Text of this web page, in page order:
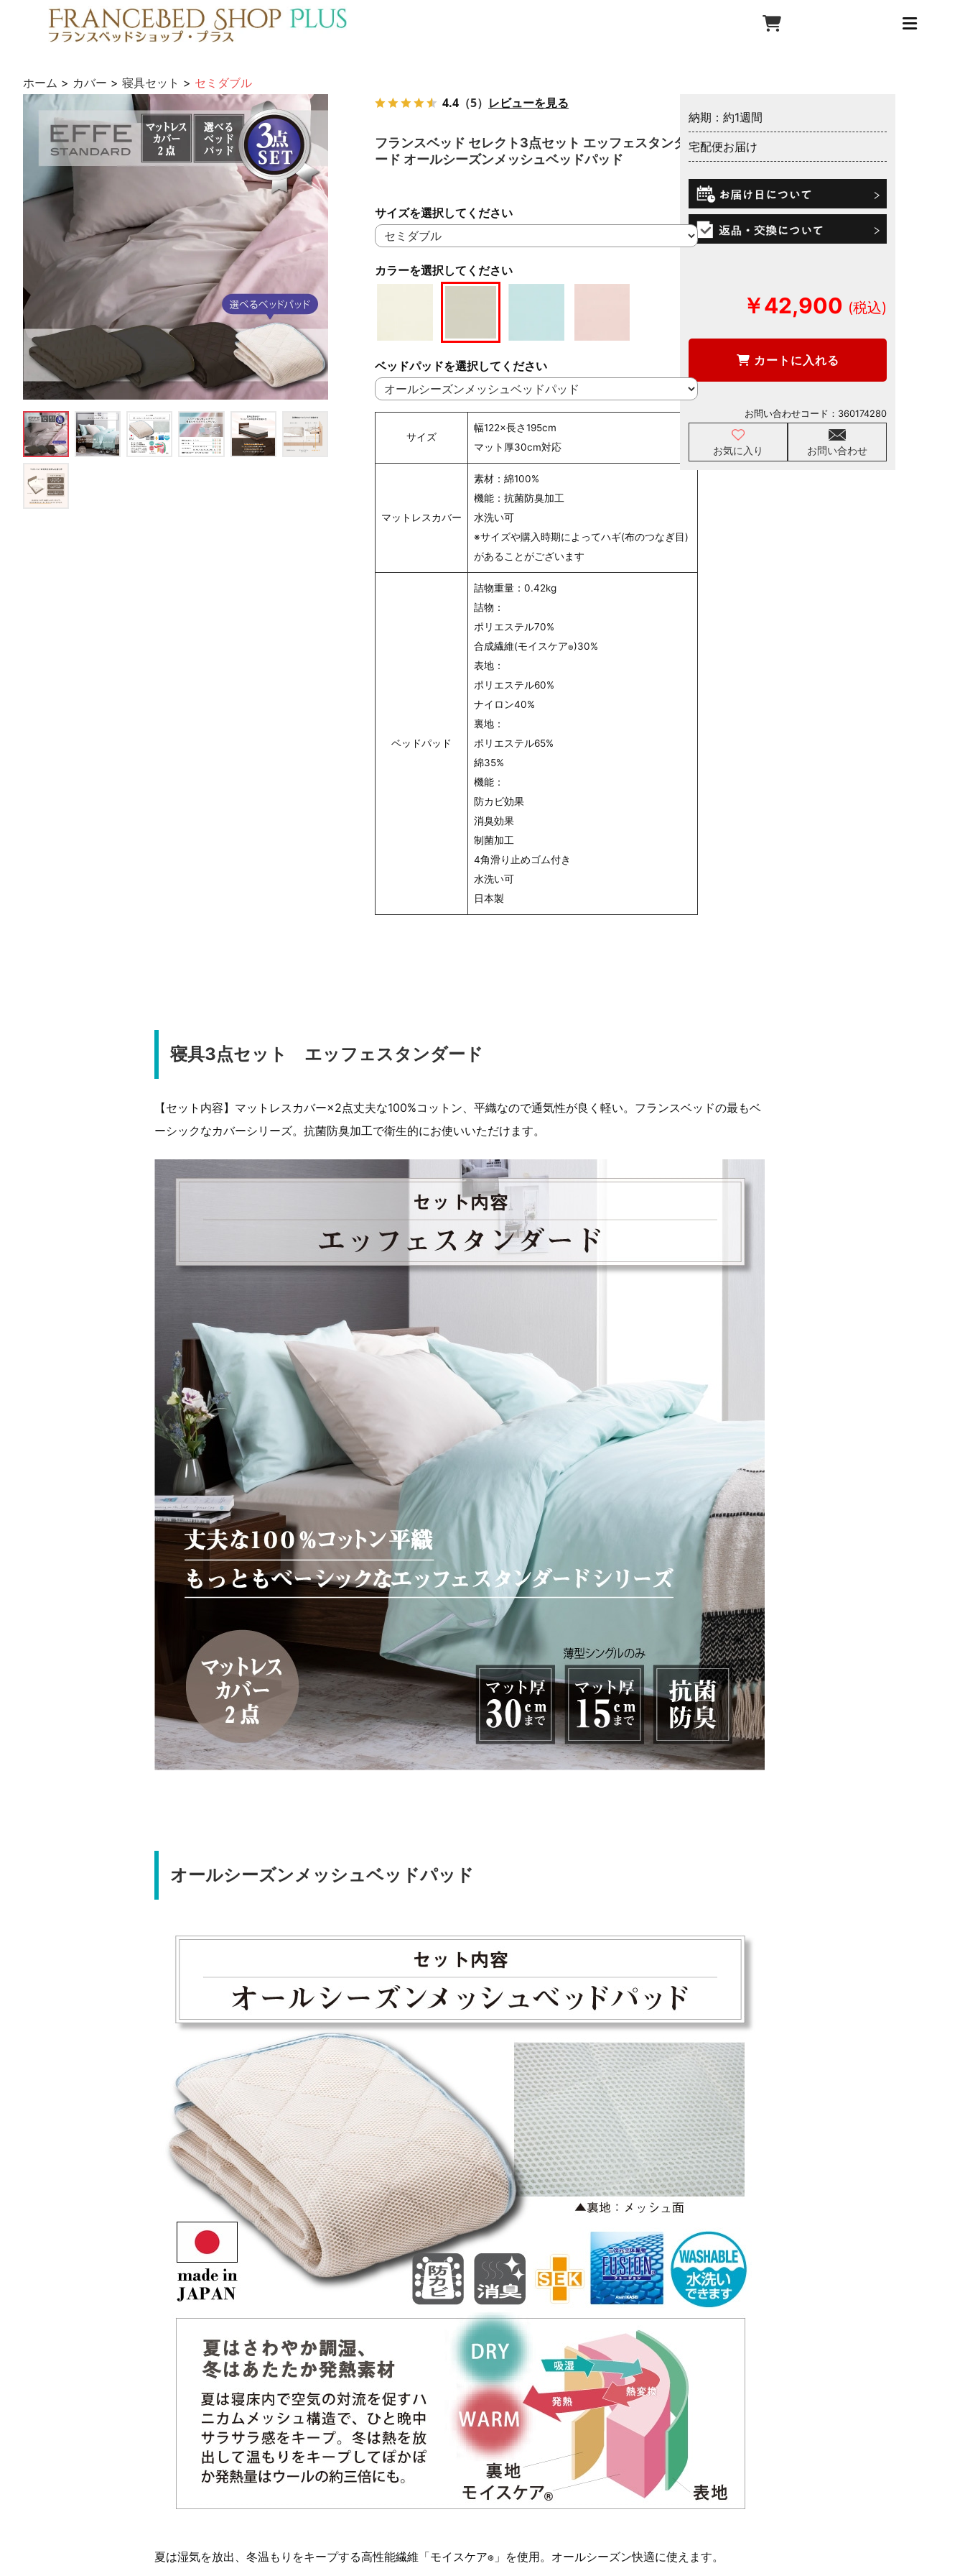
ホーム > カバー > 寝具セット > セミダブル
4.4 （5） レビューを見る
フランスベッド セレクト3点セット エッフェスタンダ
ード オールシーズンメッシュベッドパッド
カラーを選択してください
サイズを選択してください
ベッドパッドを選択してください
サイズ
幅122×長さ195cm
マット厚30cm対応
マットレスカバー
素材：綿100%
機能：抗菌防臭加工
水洗い可
※サイズや購入時期によってハギ(布のつなぎ目)
があることがございます
ベッドパッド
詰物重量：0.42kg
詰物：
ポリエステル70%
合成繊維(モイスケア®)30%
表地：
ポリエステル60%
ナイロン40%
裏地：
ポリエステル65%
綿35%
機能：
防カビ効果
消臭効果
制菌加工
4角滑り止めゴム付き
水洗い可
日本製
納期：約1週間
宅配便お届け
￥42,900
カートに入れる
お気に入り お問い合わせ
お問い合わせコード： 360174280
寝具3点セット エッフェスタンダード
【セット内容】マットレスカバー×2点丈夫な100%コットン、平織なので通気性が良く軽い。フランスベッドの最もベ
ーシックなカバーシリーズ。抗菌防臭加工で衛生的にお使いいただけます。
オールシーズンメッシュベッドパッド
夏は湿気を放出、冬温もりをキープする高性能繊維「モイスケア®」を使用。オールシーズン快適に使えます。